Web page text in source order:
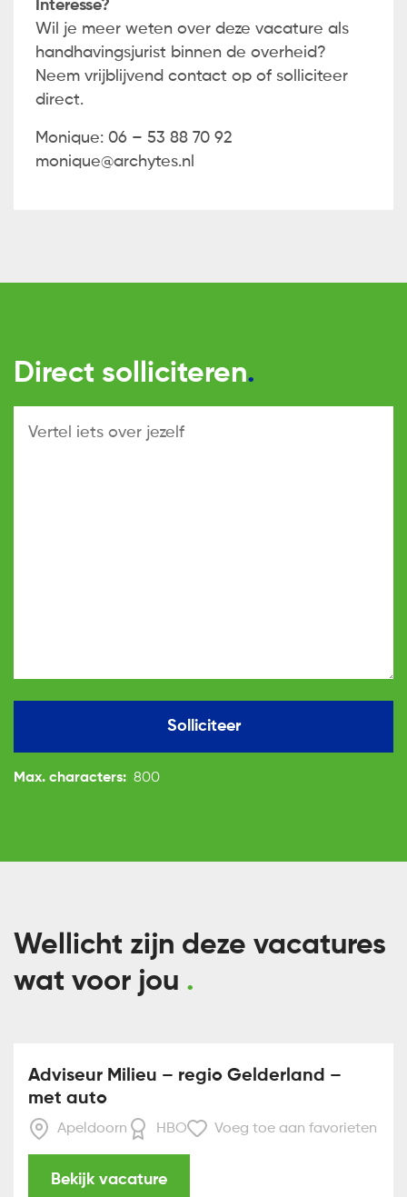
Interesse?
Wil je meer weten over deze vacature als
handhavingsjurist binnen de overheid?
Neem vrijblijvend contact op of solliciteer
direct.
Monique: 06 – 53 88 70 92
monique@archytes.nl
Direct solliciteren
Solliciteer
Max. characters: 800
Wellicht zijn deze vacatures
wat voor jou
Adviseur Milieu – regio Gelderland –
met auto
Apeldoorn HBO Voeg toe aan favorieten
Bekijk vacature